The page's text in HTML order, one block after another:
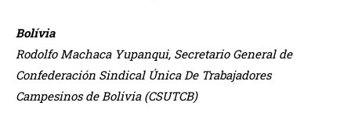
Bolívia
Rodolfo Machaca Yupanqui, Secretario General de
Confederación Sindical Única De Trabajadores
Campesinos de Bolivia (CSUTCB)